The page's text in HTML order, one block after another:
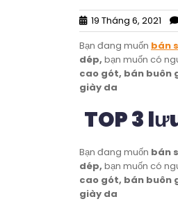
19 Tháng 6, 2021
Bạn đang muốn bán
dép, bạn muốn có
cao gót, bán buôn
giày da
TOP 3
Bạn đang muốn bán
dép, bạn muốn có
cao gót, bán buôn
giày da